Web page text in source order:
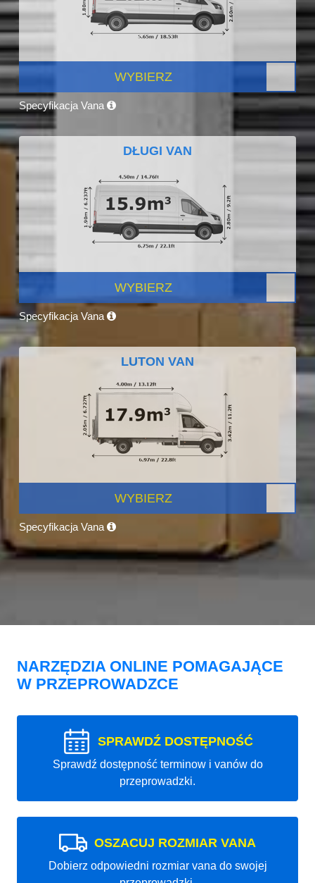
WYBIERZ
Specyfikacja Vana
DŁUGI VAN
WYBIERZ
Specyfikacja Vana
LUTON VAN
WYBIERZ
Specyfikacja Vana
NARZĘDZIA ONLINE POMAGAJĄCE
W PRZEPROWADZCE
SPRAWDŹ DOSTĘPNOŚĆ
Sprawdź dostępność terminow i vanów do
przeprowadzki.
OSZACUJ ROZMIAR VANA
Dobierz odpowiedni rozmiar vana do swojej